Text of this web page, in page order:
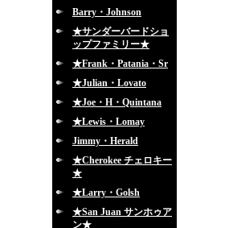
Barry・Johnson
★サンダーバードショ
ップファミリー★
★Frank・Patania・Sr
★Julian・Lovato
★Joe・H・Quintana
★Lewis・Lomay
Jimmy・Herald
★Cherokee チェロキー
★
★Larry・Golsh
★San Juan サンホゥア
ン★